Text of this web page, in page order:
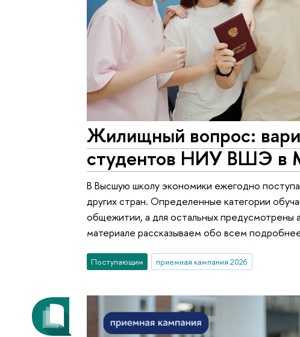
Жилищный вопрос:
студентов НИУ ВШЭ в
В Высшую школу экономики ежегодно
других стран. Определенные категории
общежитии, а для остальных предусмотрены
материале рассказываем обо всем
Поступающим приемная кампания 2026